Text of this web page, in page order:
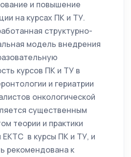
и повышение
на курсах ПК и ТУ.
структурно-
модель внедрения
курсов ПК и ТУ в
и гериатрии
онкологической
существенным
теории и практики
ЕКТС в курсы ПК и ТУ, и
рекомендована к